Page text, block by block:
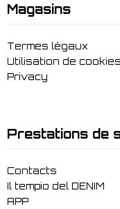
Magasins
Termes légaux
Utilisation de cookies
Privacy
Prestations de
Contacts
Il tempio del DENIM
APP